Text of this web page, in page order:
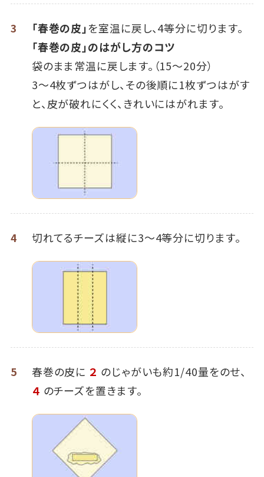
3 「春巻の皮」を室温に戻し、4等分に切ります。
「春巻の皮」のはがし方のコツ
袋のまま常温に戻します。（15～20分）
3～4枚ずつはがし、その後順に1枚ずつはがす
と、皮が破れにくく、きれいにはがれます。
4 切れてるチーズは縦に3～4等分に切ります。
5 春巻の皮に ２ のじゃがいも約1/40量をのせ、
４ のチーズを置きます。